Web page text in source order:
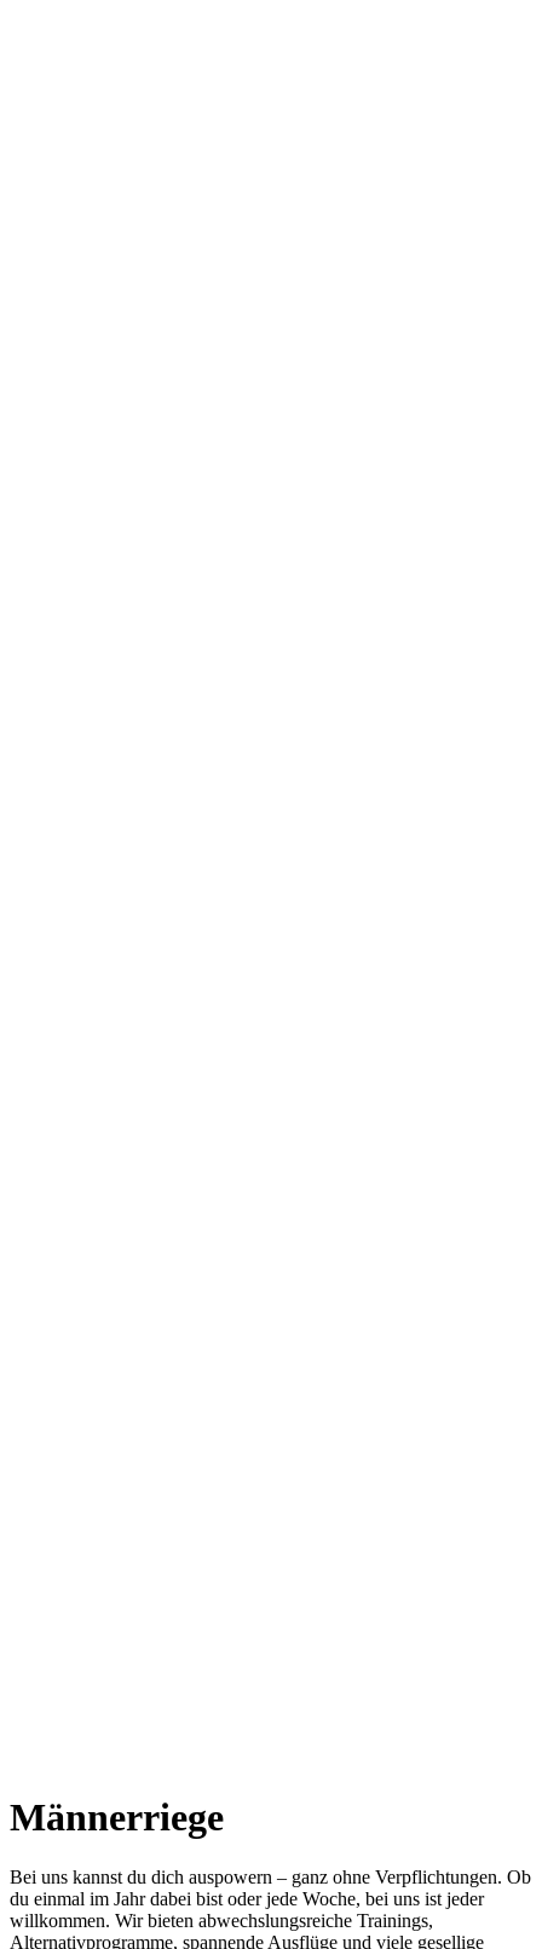
Männerriege
Bei uns kannst du dich auspowern – ganz ohne Verpflichtungen. Ob
du einmal im Jahr dabei bist oder jede Woche, bei uns ist jeder
willkommen. Wir bieten abwechslungsreiche Trainings,
Alternativprogramme, spannende Ausflüge und viele gesellige